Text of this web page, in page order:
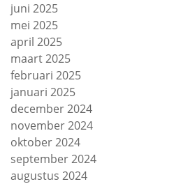
juni 2025
mei 2025
april 2025
maart 2025
februari 2025
januari 2025
december 2024
november 2024
oktober 2024
september 2024
augustus 2024